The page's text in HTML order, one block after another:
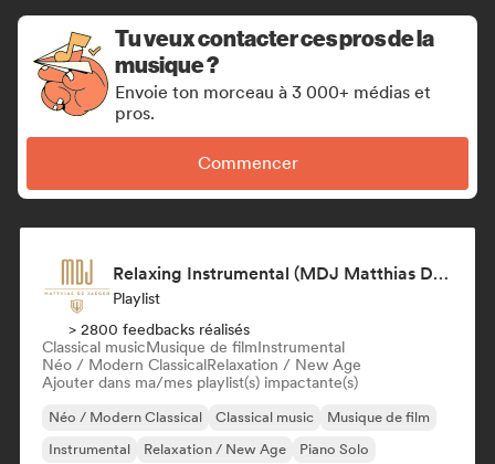
Tu veux contacter ces pros de la
musique ?
Envoie ton morceau à 3 000+ médias et
pros.
Commencer
Relaxing Instrumental (MDJ Matthias De Jaeger)
Playlist
> 2800 feedbacks réalisés
Classical musicMusique de filmInstrumental
Néo / Modern ClassicalRelaxation / New Age
Ajouter dans ma/mes playlist(s) impactante(s)
Néo / Modern Classical Classical music
Musique de film
Instrumental
Relaxation / New Age Piano Solo